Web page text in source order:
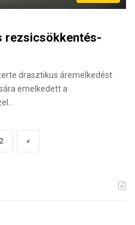
rezsicsökkentés-
drasztikus áremelkedést
emelkedett a
2 »